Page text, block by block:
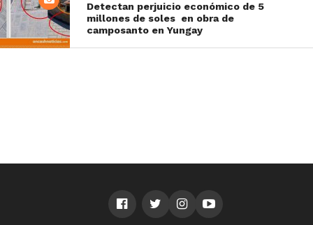
Detectan perjuicio económico de 5
millones de soles en obra de
camposanto en Yungay